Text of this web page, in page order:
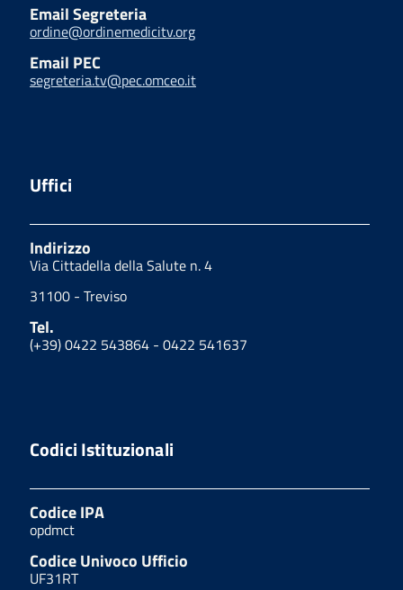
Email Segreteria
ordine@ordinemedicitv.org
Email PEC
segreteria.tv@pec.omceo.it
Uffici
Indirizzo
Via Cittadella della Salute n. 4
31100 - Treviso
Tel.
(+39) 0422 543864 - 0422 541637
Codici Istituzionali
Codice IPA
opdmct
Codice Univoco Ufficio
UF31RT